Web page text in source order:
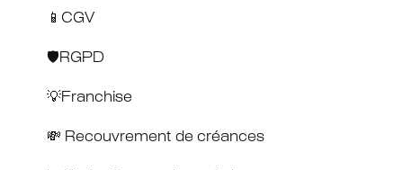
📱CGV
🛡RGPD
💡Franchise
💸 Recouvrement de créances